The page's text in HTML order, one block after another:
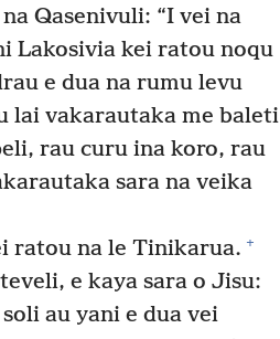
Qasenivuli: “I vei na
Lakosivia kei ratou noqu
e dua na rumu levu
lai vakarautaka me baleti
rau curu ina koro, rau
sara na veika
ratou na le Tinikarua. +
e kaya sara o Jisu:
au yani e dua vei